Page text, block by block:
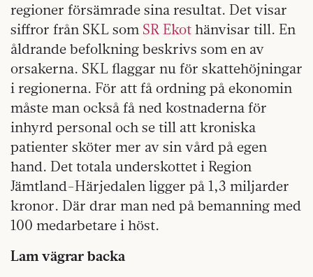
regioner försämrade sina resultat. Det visar
siffror från SKL som SR Ekot hänvisar till. En
åldrande befolkning beskrivs som en av
orsakerna. SKL flaggar nu för skattehöjningar
i regionerna. För att få ordning på ekonomin
måste man också få ned kostnaderna för
inhyrd personal och se till att kroniska
patienter sköter mer av sin vård på egen
hand. Det totala underskottet i Region
Jämtland-Härjedalen ligger på 1,3 miljarder
kronor. Där drar man ned på bemanning med
100 medarbetare i höst.
Lam vägrar backa